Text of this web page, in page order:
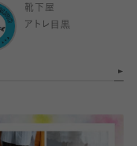
靴下屋
アトレ目黒